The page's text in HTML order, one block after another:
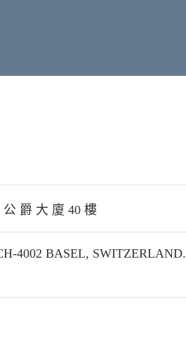
爵 大 廈 40 樓
4002 BASEL, SWITZERLAND.